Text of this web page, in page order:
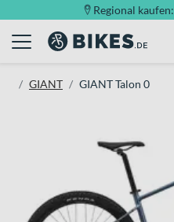
Regional kaufen:
GIANT GIANT Talon 0